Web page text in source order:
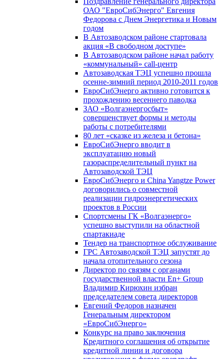
ОАО "ЕвроСибЭнерго" Евгения
Федорова с Днем Энергетика и Новым
годом
В Автозаводском районе стартовала
акция «В свободном доступе»
В Автозаводском районе начал работу
«коммунальный» call-центр
Автозаводская ТЭЦ успешно прошла
осенне-зимний период 2010-2011 годов
ЕвроСибЭнерго активно готовится к
прохождению весеннего паводка
ЗАО «Волгаэнергосбыт»
совершенствует формы и методы
работы с потребителями
80 лет «сказке из железа и бетона»
ЕвроСибЭнерго вводит в
эксплуатацию новый
газораспределительный пункт на
Автозаводской ТЭЦ
ЕвроСибЭнерго и China Yangtze Power
договорились о совместной
реализации гидроэнергетических
проектов в России
Спортсмены ГК «Волгаэнерго»
успешно выступили на областной
спартакиаде
Тендер на транспортное обслуживание
ГРС Автозаводской ТЭЦ запустят до
начала отопительного сезона
Директор по связям с органами
государственной власти En+ Group
Владимир Кирюхин избран
председателем совета директоров
Евгений Федоров назначен
Генеральным директором
«ЕвроСибЭнерго»
Конкурс на право заключения
Кредитного соглашения об открытие
кредитной линии и договора